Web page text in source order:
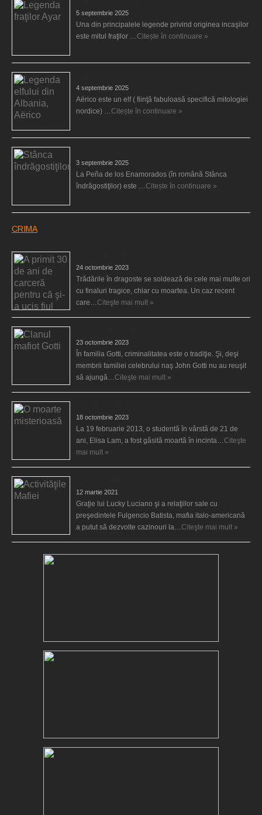
5 septembrie 2025
Una din principalele legende privind originea incaşilor
este mitul fraţilor …Citește în continuare »
4 septembrie 2025
Aërico este un elf ( fiinţă fabuloasă specifică mitologiei
nordice) …Citește în continuare »
3 septembrie 2025
La Peña de los Enamorados (în română Stânca
îndrăgostiţilor) este …Citește în continuare »
CRIMA
24 octombrie 2023
Trădările în dragoste se soldează de cele mai multe ori
cu finaluri tragice, chiar cu moartea. Un caz recent
care…Citeşte mai mult »
23 octombrie 2023
În familia Gotti, criminalitatea este o tradiţie. Şi, deşi
membrii familiei celebrului naş John Gotti nu au reuşit
să ajungă…Citeşte mai mult »
18 octombrie 2023
La 19 februarie 2013, o studentă în vârstă de 21 de
ani, Elisa Lam, a fost găsită moartă în incinta…Citeşte
mai mult »
12 martie 2021
Graţie lui Lucky Luciano şi a relaţiilor sale cu
preşedintele Fulgencio Batista, mafia italo-americană
a putut să dezvolte cazinouri la…Citeşte mai mult »